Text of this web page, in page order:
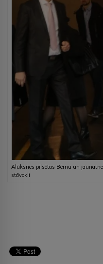
Alūksnes pilsētas Bērnu un
stāvokli